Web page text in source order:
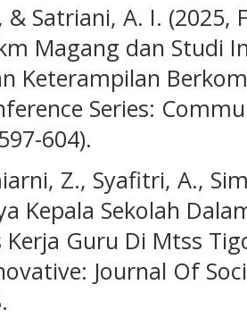
& Satriani, A. I. (2025,
Magang dan Studi
Keterampilan
Series:
604).
Z., Syafitri, A.,
Kepala Sekolah
Guru Di Mtss
Journal Of